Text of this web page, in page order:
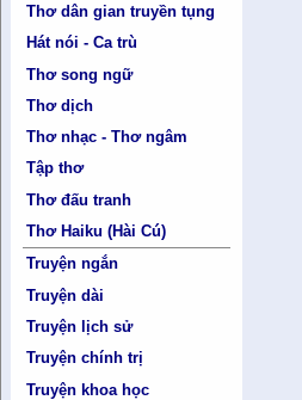
Thơ dân gian truyền tụng
Hát nói - Ca trù
Thơ song ngữ
Thơ dịch
Thơ nhạc - Thơ ngâm
Tập thơ
Thơ đấu tranh
Thơ Haiku (Hài Cú)
Truyện ngắn
Truyện dài
Truyện lịch sử
Truyện chính trị
Truyện khoa học